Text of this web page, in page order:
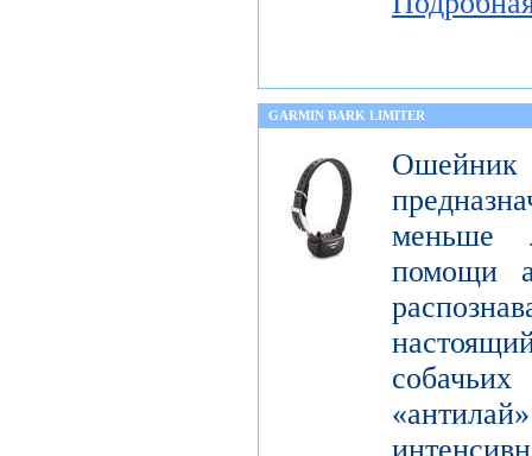
GARMIN BARK LIMITER
меньше
помощи